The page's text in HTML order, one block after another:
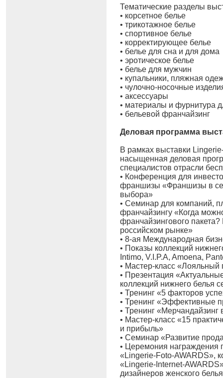
Тематические разделы
• корсетное белье
• трикотажное белье
• спортивное белье
• корректирующее белье
• белье для сна и для дома
• эротическое белье
• белье для мужчин
• купальники, пляжная
• чулочно-носочные
• аксессуары
• материалы и фурнитура
• бельевой франчайзинг
Деловая программа
В рамках выставки
насыщенная деловая
специалистов отрасли
• Конференция для
франшизы «Франшизы в
выбора»
• Семинар для компаний,
франчайзингу «Когда
франчайзингового
российском рынке»
• 8-ая Международная
• Показы коллекций
Intimo, V.I.P.A, Amoena,
• Мастер-класс «Лояльный
• Презентация
коллекций нижнего белья
• Тренинг «5 факторов
• Тренинг «Эффективные
• Тренинг «Мерчандайзинг
• Мастер-класс «15
и прибыль»
• Семинар «Развитие
• Церемония награждения
«Lingerie-Foto-AWARDS»,
«Lingerie-Internet-
дизайнеров женского